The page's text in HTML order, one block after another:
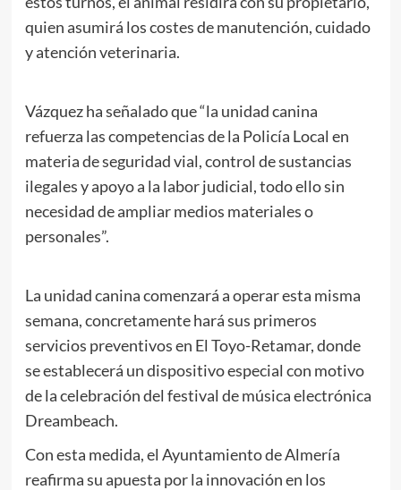
quien asumirá los costes de manutención, cuidado
y atención veterinaria.
Vázquez ha señalado que “la unidad canina
refuerza las competencias de la Policía Local en
materia de seguridad vial, control de sustancias
ilegales y apoyo a la labor judicial, todo ello sin
necesidad de ampliar medios materiales o
personales”.
La unidad canina comenzará a operar esta misma
semana, concretamente hará sus primeros
servicios preventivos en El Toyo-Retamar, donde
se establecerá un dispositivo especial con motivo
de la celebración del festival de música electrónica
Dreambeach.
Con esta medida, el Ayuntamiento de Almería
reafirma su apuesta por la innovación en los